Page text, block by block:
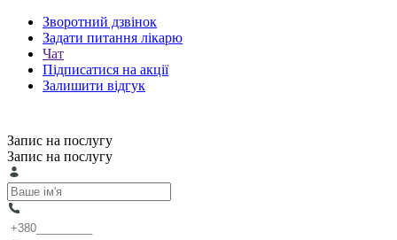
Зворотний дзвінок
Задати питання лікарю
Чат
Підписатися на акції
Залишити відгук
Запис на послугу
Запис на послугу